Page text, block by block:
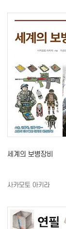
세계의 보병장비
사카모토 아키라